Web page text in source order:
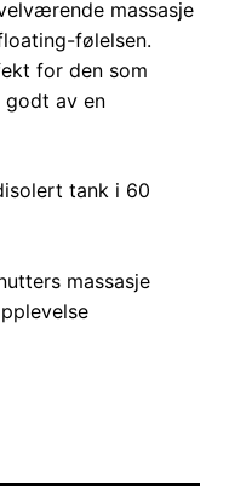
massasje
følelsen.
for den som
godt av en
tank i 60
massasje